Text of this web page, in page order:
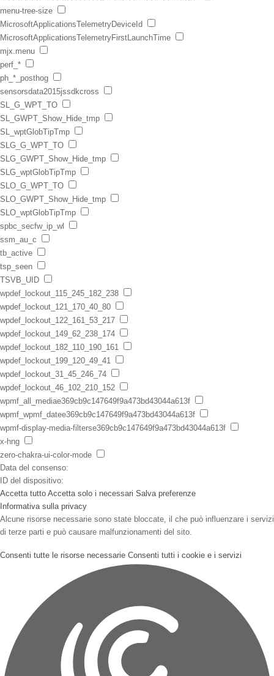
menu-tree-size
MicrosoftApplicationsTelemetryDeviceId
MicrosoftApplicationsTelemetryFirstLaunchTime
mjx.menu
perf_*
ph_*_posthog
sensorsdata2015jssdkcross
SL_G_WPT_TO
SL_GWPT_Show_Hide_tmp
SL_wptGlobTipTmp
SLG_G_WPT_TO
SLG_GWPT_Show_Hide_tmp
SLG_wptGlobTipTmp
SLO_G_WPT_TO
SLO_GWPT_Show_Hide_tmp
SLO_wptGlobTipTmp
spbc_secfw_ip_wl
ssm_au_c
tb_active
tsp_seen
TSVB_UID
wpdef_lockout_115_245_182_238
wpdef_lockout_121_170_40_80
wpdef_lockout_122_161_53_217
wpdef_lockout_149_62_238_174
wpdef_lockout_182_110_190_161
wpdef_lockout_199_120_49_41
wpdef_lockout_31_45_246_74
wpdef_lockout_46_102_210_152
wpmf_all_mediae369cb9c147649f9a473bd43044a613f
wpmf_wpmf_datee369cb9c147649f9a473bd43044a613f
wpmf-display-media-filterse369cb9c147649f9a473bd43044a613f
x-hng
zero-chakra-ui-color-mode
Data del consenso:
ID del dispositivo:
Accetta tutto Accetta solo i necessari Salva preferenze
Informativa sulla privacy
Alcune risorse necessarie sono state bloccate, il che può influenzare i servizi
di terze parti e può causare malfunzionamenti del sito.
Consenti tutte le risorse necessarie Consenti tutti i cookie e i servizi